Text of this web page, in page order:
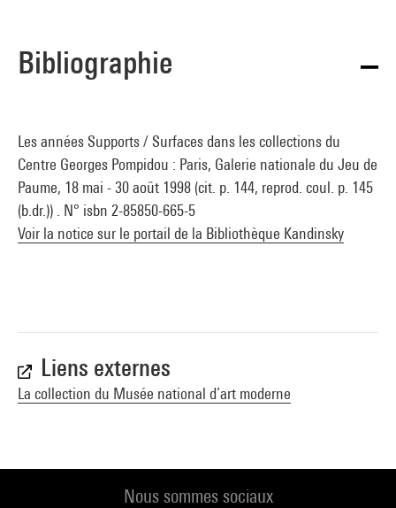
Bibliographie
Les années Supports / Surfaces dans les collections du
Centre Georges Pompidou : Paris, Galerie nationale du Jeu de
Paume, 18 mai - 30 août 1998 (cit. p. 144, reprod. coul. p. 145
(b.dr.)) . N° isbn 2-85850-665-5
Voir la notice sur le portail de la Bibliothèque Kandinsky
Liens externes
La collection du Musée national d’art moderne
Nous sommes sociaux